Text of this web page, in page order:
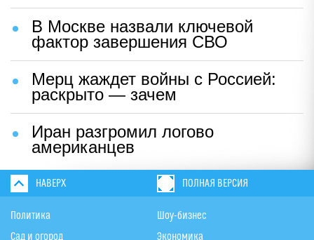
В Москве назвали ключевой
фактор завершения СВО
Мерц жаждет войны с Россией:
раскрыто — зачем
Иран разгромил логово
американцев
НАВЕРХ ПОЛНАЯ ВЕРСИЯ
Политика
Сад и огород
Шоу-бизнес
Экономика